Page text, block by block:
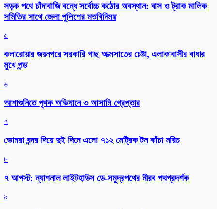
সড়ক পথে চাঁদাবাজি বন্ধে সর্বোচ্চ কঠোর অবস্থান: বাস ও ট্রাক মালিক
সমিতির সাথে জেলা পুলিশের মতবিনিময়
৫
কলারোয়ার জয়নগরে সরকারি গাছ আত্মসাতের চেষ্টা, এলাকাবাসীর বাধার
মুখে পন্ড
৬
আশাশুনিতে পৃথক অভিযানে ৩ আসামি গ্রেপ্তার
৭
ভোমরা বন্দর দিয়ে দুই দিনে এলো ৭১২ মেট্রিক টন কাঁচা মরিচ
৮
৭ আগস্ট: ন্যাশনাল লাইটহাউস ডে-সমুদ্রপথের নীরব পথপ্রদর্শক
৯